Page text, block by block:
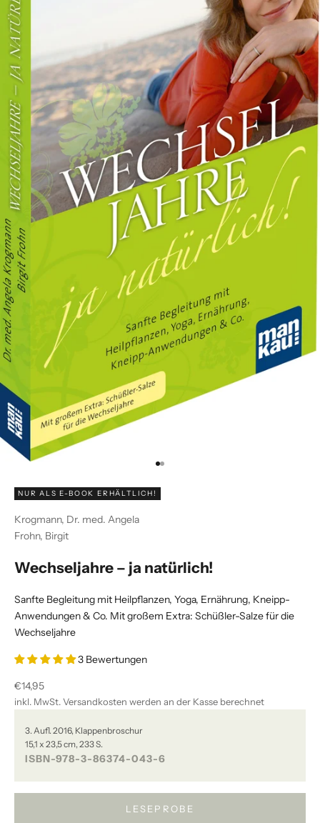
Gehe zu Element 1
Gehe zu Element 2
NUR ALS E-BOOK ERHÄLTLICH!
Krogmann, Dr. med. Angela
Frohn, Birgit
Wechseljahre – ja natürlich!
Sanfte Begleitung mit Heilpflanzen, Yoga, Ernährung, Kneipp-
Anwendungen & Co. Mit großem Extra: Schüßler-Salze für die
Wechseljahre
3 Bewertungen
Angebot
€14,95
inkl. MwSt.Versandkosten werden an der Kasse berechnet
3. Aufl. 2016, Klappenbroschur
15,1 x 23,5 cm, 233 S.
ISBN-978-3-86374-043-6
LESEPROBE